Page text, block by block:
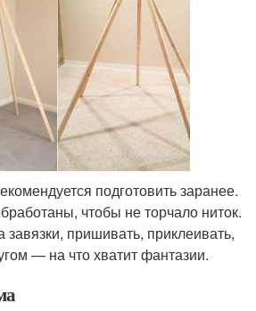
подготовить заранее.
чтобы не торчало ниток.
пришивать, приклеивать,
— на что хватит фантазии.